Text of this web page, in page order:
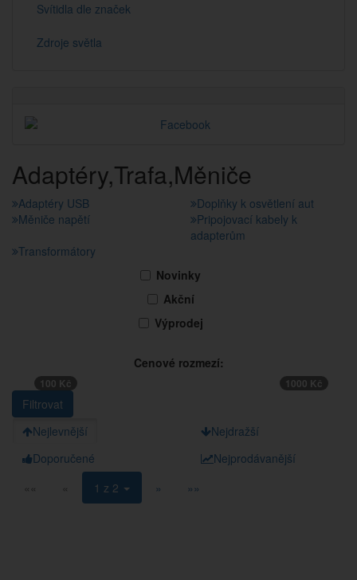
Svítidla dle značek
Zdroje světla
Adaptéry,Trafa,Měniče
Adaptéry USB
Doplňky k osvětlení aut
Měniče napětí
Pripojovací kabely k
adapterům
Transformátory
Novinky
Akční
Výprodej
Cenové rozmezí:
100 Kč 1000 Kč
Nejlevnější
Nejdražší
Doporučené
Nejprodávanější
««
« 1 z 2 » »»